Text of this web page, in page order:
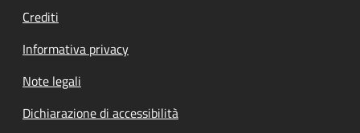
Crediti
Informativa privacy
Note legali
Dichiarazione di accessibilità